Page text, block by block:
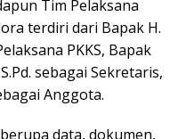
Tim Pelaksana
terdiri dari Bapak H.
PKKS, Bapak
sebagai Sekretaris,
Anggota.
data, dokumen,